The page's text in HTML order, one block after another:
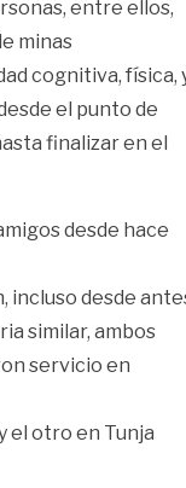
entre ellos,
minas
cognitiva, física,
el punto de
finalizar en el
desde hace
incluso desde
similar, ambos
servicio en
el otro en Tunja